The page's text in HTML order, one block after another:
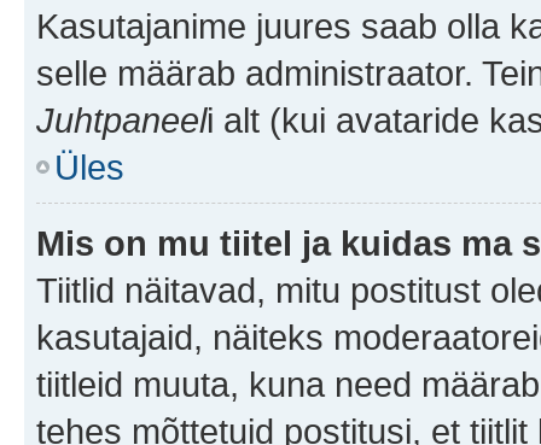
Kasutajanime juures saab olla
selle määrab administraator.
Juhtpaneeli alt (kui avataride
Üles
Mis on mu tiitel ja kuidas ma
Tiitlid näitavad, mitu postitust
kasutajaid, näiteks
tiitleid muuta, kuna need
tehes mõttetuid postitusi, et